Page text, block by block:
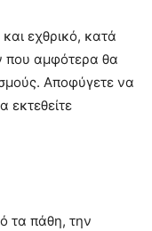
εχθρικό, κατά
που αμφότερα θα
Αποφύγετε να
εκτεθείτε
τα πάθη, την